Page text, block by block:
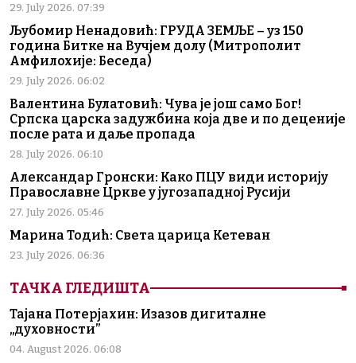
29. July 2026. 07:39
Љубомир Ненадовић: ГРУДА ЗЕМЉЕ – уз 150
година Битке на Вучјем долу (Митрополит
Амфилохије: Беседа)
29. July 2026. 06:02
Валентина Булатовић: Чува је још само Бог!
Српска царска задужбина која две и по деценије
после рата и даље пропада
28. July 2026. 06:10
Александар Гронски: Како ПЦУ види историју
Православне Цркве у југозападној Русији
27. July 2026. 05:46
Марина Тодић: Света царица Кетеван
23. July 2026. 06:36
ТАЧКА ГЛЕДИШТА
Тајана Потерјахин: Изазов дигиталне
„духовности”
04. August 2026. 06:08